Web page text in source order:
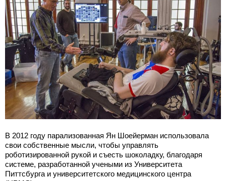
В 2012 году парализованная Ян Шоейерман использовала
свои собственные мысли, чтобы управлять
роботизированной рукой и съесть шоколадку, благодаря
системе, разработанной учеными из Университета
Питтсбурга и университетского медицинского центра